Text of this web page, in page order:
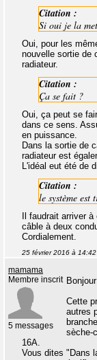
Citation :
Si oui je la
Oui, pour les
nouvelle sortie de
radiateur.
Citation :
Ça se fait ?
Oui, ça peut se
dans ce sens.
en puissance.
Dans la sortie de
radiateur est
L'idéal eut été de
Citation :
le système est
Il faudrait arriver
câble à deux
Cordialement.
25 février 2016 à 14:42
mamama
Membre inscrit
5 messages
Cette
autres
sèche-
16A.
Vous dites "Dans